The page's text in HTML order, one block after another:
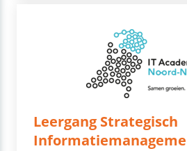
Leergang Strategisch